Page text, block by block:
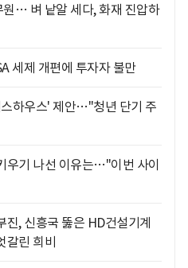
원… 벼 낱알 세다, 화재 진압하
세제 개편에 투자자 불만
하우스' 제안…"청년 단기 주
우기 나선 이유는…"이번 사이
진, 신흥국 뚫은 HD건설기계
린 희비